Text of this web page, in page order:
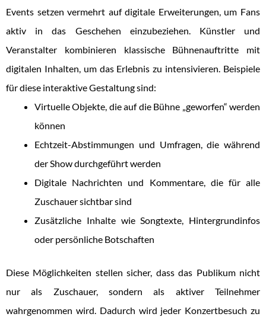
Events setzen vermehrt auf digitale Erweiterungen, um Fans
aktiv in das Geschehen einzubeziehen. Künstler und
Veranstalter kombinieren klassische Bühnenauftritte mit
digitalen Inhalten, um das Erlebnis zu intensivieren. Beispiele
für diese interaktive Gestaltung sind:
Virtuelle Objekte, die auf die Bühne „geworfen“ werden
können
Echtzeit-Abstimmungen und Umfragen, die während
der Show durchgeführt werden
Digitale Nachrichten und Kommentare, die für alle
Zuschauer sichtbar sind
Zusätzliche Inhalte wie Songtexte, Hintergrundinfos
oder persönliche Botschaften
Diese Möglichkeiten stellen sicher, dass das Publikum nicht
nur als Zuschauer, sondern als aktiver Teilnehmer
wahrgenommen wird. Dadurch wird jeder Konzertbesuch zu